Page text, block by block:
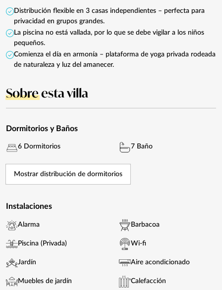
Distribución flexible en 3 casas independientes – perfecta para
privacidad en grupos grandes.
La piscina no está vallada, por lo que se debe vigilar a los niños
pequeños.
Comienza el día en armonía – plataforma de yoga privada rodeada
de naturaleza y luz del amanecer.
Sobreesta villa
Dormitorios y Baños
6 Dormitorios 7 Baño
Mostrar distribución de dormitorios
Instalaciones
Alarma
Piscina (Privada)
Jardín
Muebles de jardín
Barbacoa
Wi-fi
Aire acondicionado
Calefacción